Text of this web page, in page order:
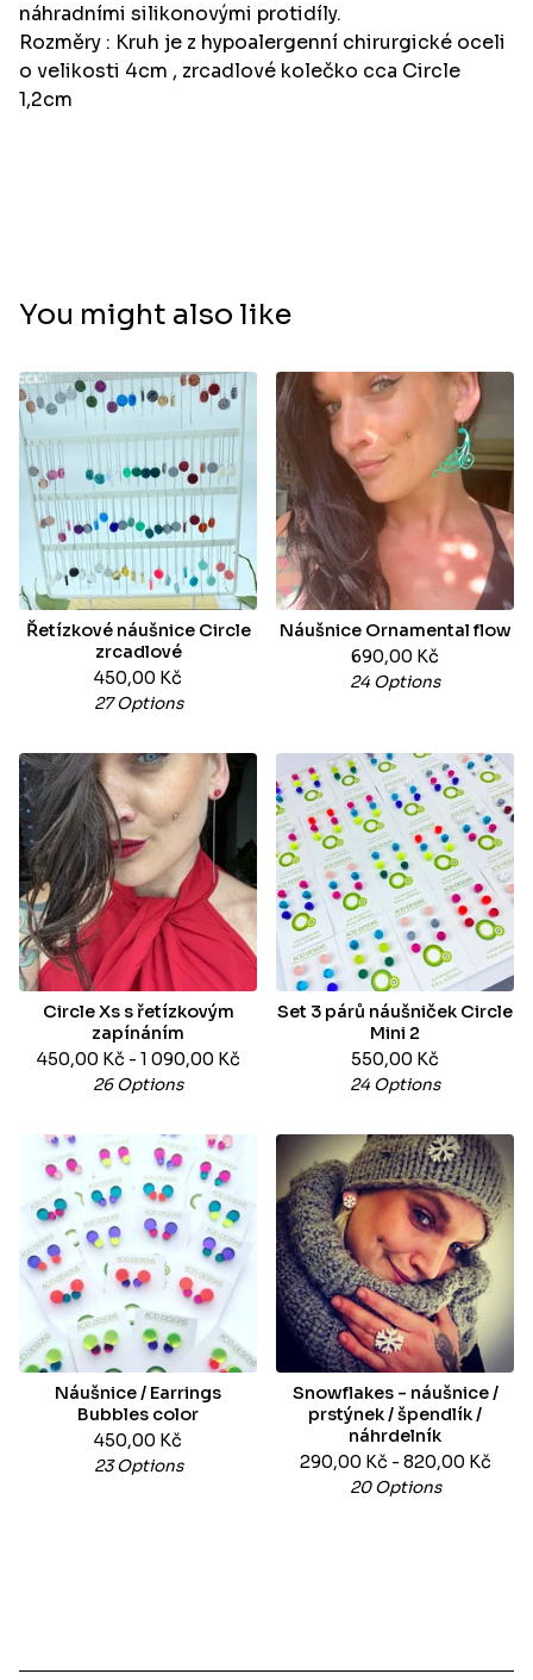
náhradními silikonovými protidíly.
Rozměry : Kruh je z hypoalergenní chirurgické oceli
o velikosti 4cm , zrcadlové kolečko cca Circle
1,2cm
You might also like
Řetízkové náušnice Circle
zrcadlové
450,00 Kč
27 Options
Náušnice Ornamental flow
690,00 Kč
24 Options
Circle Xs s řetízkovým
zapínáním
450,00 Kč - 1 090,00 Kč
26 Options
Set 3 párů náušniček Circle
Mini 2
550,00 Kč
24 Options
Náušnice / Earrings
Bubbles color
450,00 Kč
23 Options
Snowflakes - náušnice /
prstýnek / špendlík /
náhrdelník
290,00 Kč - 820,00 Kč
20 Options